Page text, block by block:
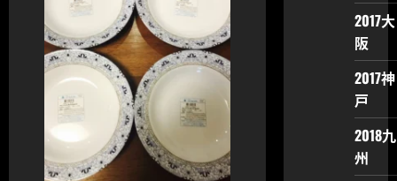
2017大
阪
2017神
戸
2018九
州